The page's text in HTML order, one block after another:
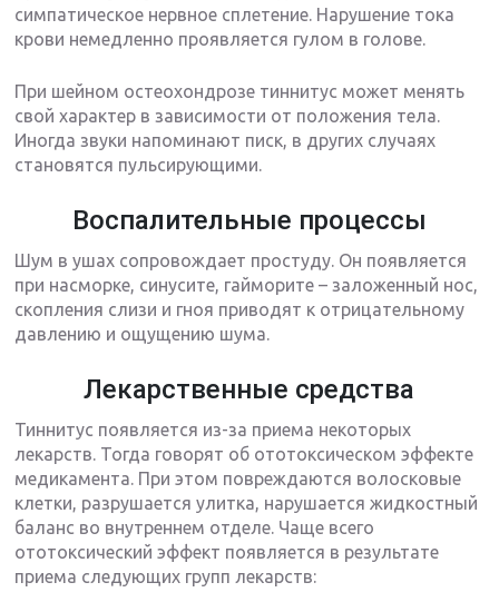
симпатическое нервное сплетение. Нарушение тока
крови немедленно проявляется гулом в голове.
При шейном остеохондрозе тиннитус может менять
свой характер в зависимости от положения тела.
Иногда звуки напоминают писк, в других случаях
становятся пульсирующими.
Воспалительные процессы
Шум в ушах сопровождает простуду. Он появляется
при насморке, синусите, гайморите – заложенный нос,
скопления слизи и гноя приводят к отрицательному
давлению и ощущению шума.
Лекарственные средства
Тиннитус появляется из-за приема некоторых
лекарств. Тогда говорят об ототоксическом эффекте
медикамента. При этом повреждаются волосковые
клетки, разрушается улитка, нарушается жидкостный
баланс во внутреннем отделе. Чаще всего
ототоксический эффект появляется в результате
приема следующих групп лекарств: